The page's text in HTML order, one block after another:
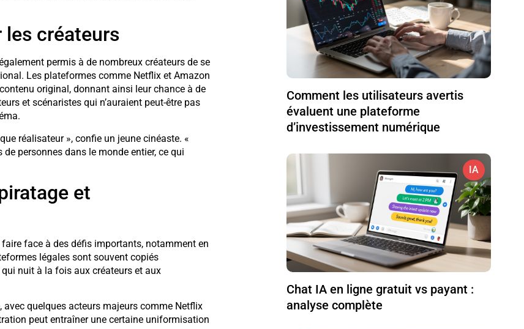
créateurs
permis à de nombreux créateurs de se
Les plateformes comme Netflix et Amazon
original, donnant ainsi leur chance à de
et scénaristes qui n’auraient peut-être pas
réalisateur », confie un jeune cinéaste. «
personnes dans le monde entier, ce qui
et
face à des défis importants, notamment en
légales sont souvent copiés
nuit à la fois aux créateurs et aux
quelques acteurs majeurs comme Netflix
peut entraîner une certaine uniformisation
Comment les utilisateurs avertis
évaluent une plateforme
d’investissement numérique
IA
Chat IA en ligne gratuit vs payant :
analyse complète